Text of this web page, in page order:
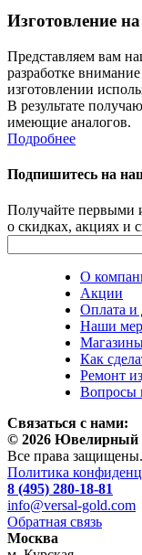
Изготовление
Представляем вам
разработке
изготовлении
В результате
имеющие аналогов.
Подробнее
Подпишитесь на
Получайте
о скидках, акциях и
О
Акции
Оплата и
Наши
Как
Ремонт
Вопросы
Связаться с нами:
© 2026 Ювелирный
Все права защищены.
Политика
8 (495) 280-18-81
info@versal-gold.com
Обратная связь
Москва